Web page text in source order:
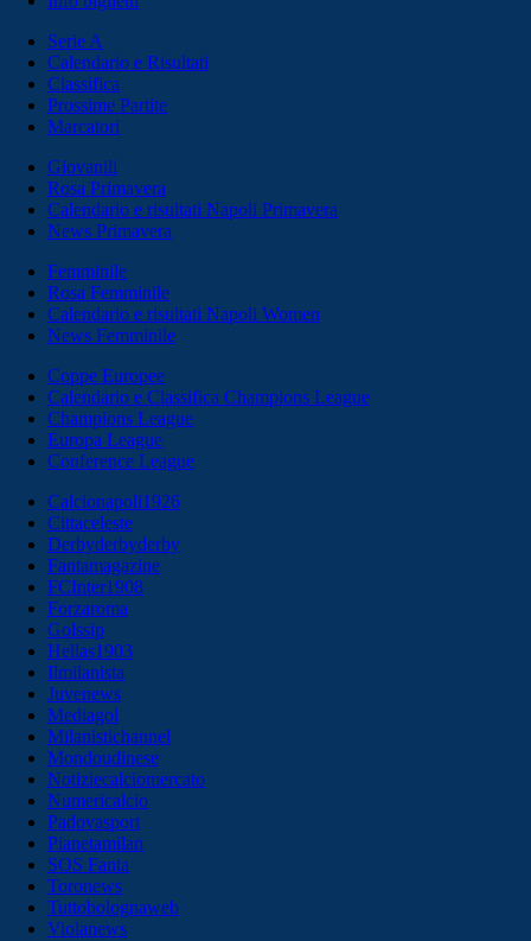
Serie A
Calendario e Risultati
Classifica
Prossime Partite
Marcatori
Giovanili
Rosa Primavera
Calendario e risultati Napoli Primavera
News Primavera
Femminile
Rosa Femminile
Calendario e risultati Napoli Women
News Femminile
Coppe Europee
Calendario e Classifica Champions League
Champions League
Europa League
Conference League
Calcionapoli1926
Cittaceleste
Derbyderbyderby
Fantamagazine
FCInter1908
Forzaroma
Golssip
Hellas1903
Ilmilanista
Juvenews
Mediagol
Milanistichannel
Mondoudinese
Notiziecalciomercato
Numericalcio
Padovasport
Pianetamilan
SOS Fanta
Toronews
Tuttobolognaweb
Violanews